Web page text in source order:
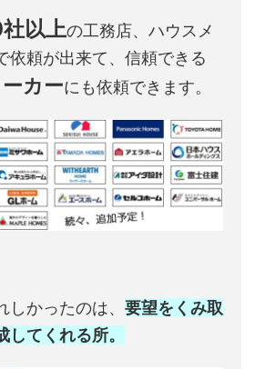
以上の工務店、ハウスメ
依頼が出来て、信頼できる
カーにも依頼できます。
かったのは、 要望をくみ取
してくれる所。